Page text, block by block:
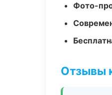
Фото-
Отзывы